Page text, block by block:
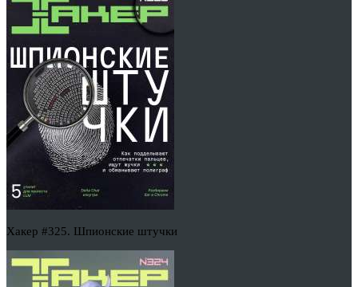
Хакер #325. Шпионские штучки